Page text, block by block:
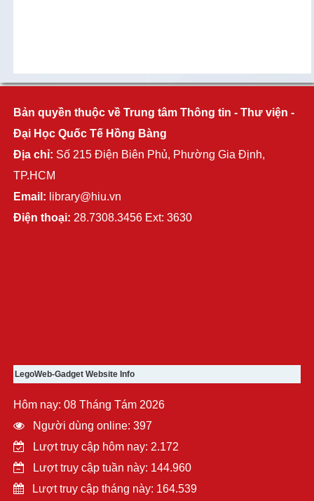
Bản quyền thuộc về Trung tâm Thông tin - Thư viện -
Đại Học Quốc Tế Hồng Bàng
Địa chỉ: Số 215 Điện Biên Phủ, Phường Gia Định,
TP.HCM
Email: library@hiu.vn
Điện thoại: 28.7308.3456 Ext: 3630
LegoWeb-Gadget Website Info
Hôm nay: 08 Tháng Tám 2026
Người dùng online: 397
Lượt truy cập hôm nay: 2.172
Lượt truy cập tuần này: 144.960
Lượt truy cập tháng này: 164.539